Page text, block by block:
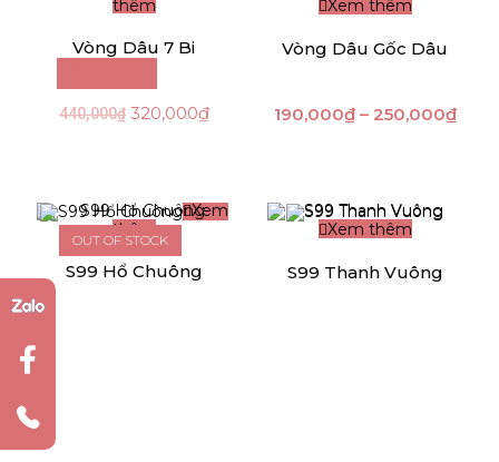
thêm
Vòng Dâu 7 Bi
440,000₫ 320,000₫
Xem thêm
Vòng Dâu Gốc Dâu
190,000₫– 250,000₫
OUT OF STOCK
Xem
thêm
S99 Hổ Chuông
Xem thêm
S99 Thanh Vuông